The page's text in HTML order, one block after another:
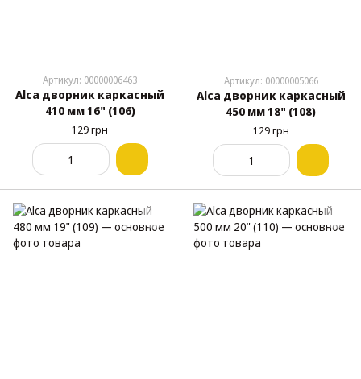
Артикул: 00000006463
Alca дворник каркасный
410 мм 16" (106)
129 грн
Артикул: 00000005066
Alca дворник каркасный
450 мм 18" (108)
129 грн